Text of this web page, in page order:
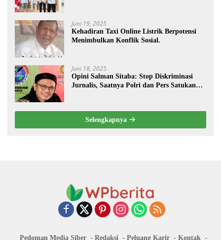
Juni 19, 2025
Kehadiran Taxi Online Listrik Berpotensi
Menimbulkan Konflik Sosial.
Juni 18, 2025
Opini Salman Sitaba: Stop Diskriminasi
Jurnalis, Saatnya Polri dan Pers Satukan
Selengkapnya
Pedoman Media Siber Redaksi Peluang Karir Kontak